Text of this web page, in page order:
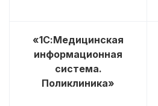
«1С:Медицинская
информационная
система.
Поликлиника»